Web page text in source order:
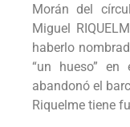
Morán del
Miguel
haberlo
“un hueso”
abandonó el
Riquelme tiene